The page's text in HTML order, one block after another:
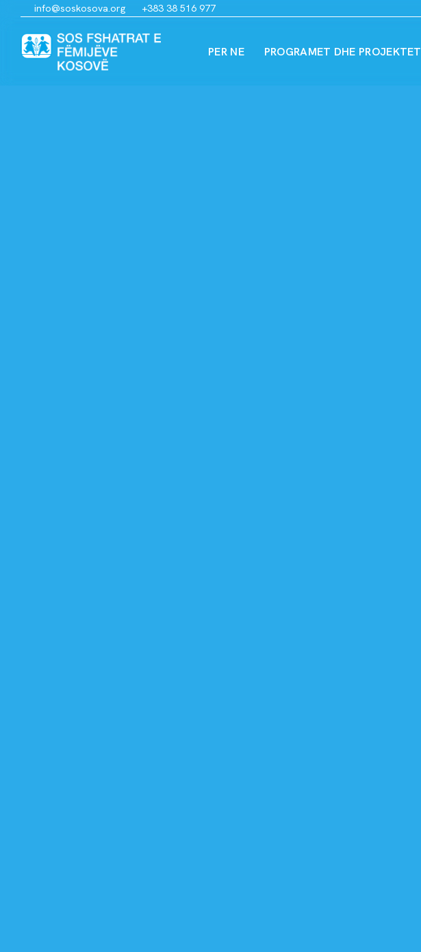
info@soskosova.org +383 38 516 977
PER NE PROGRAMET DHE PROJEKTET